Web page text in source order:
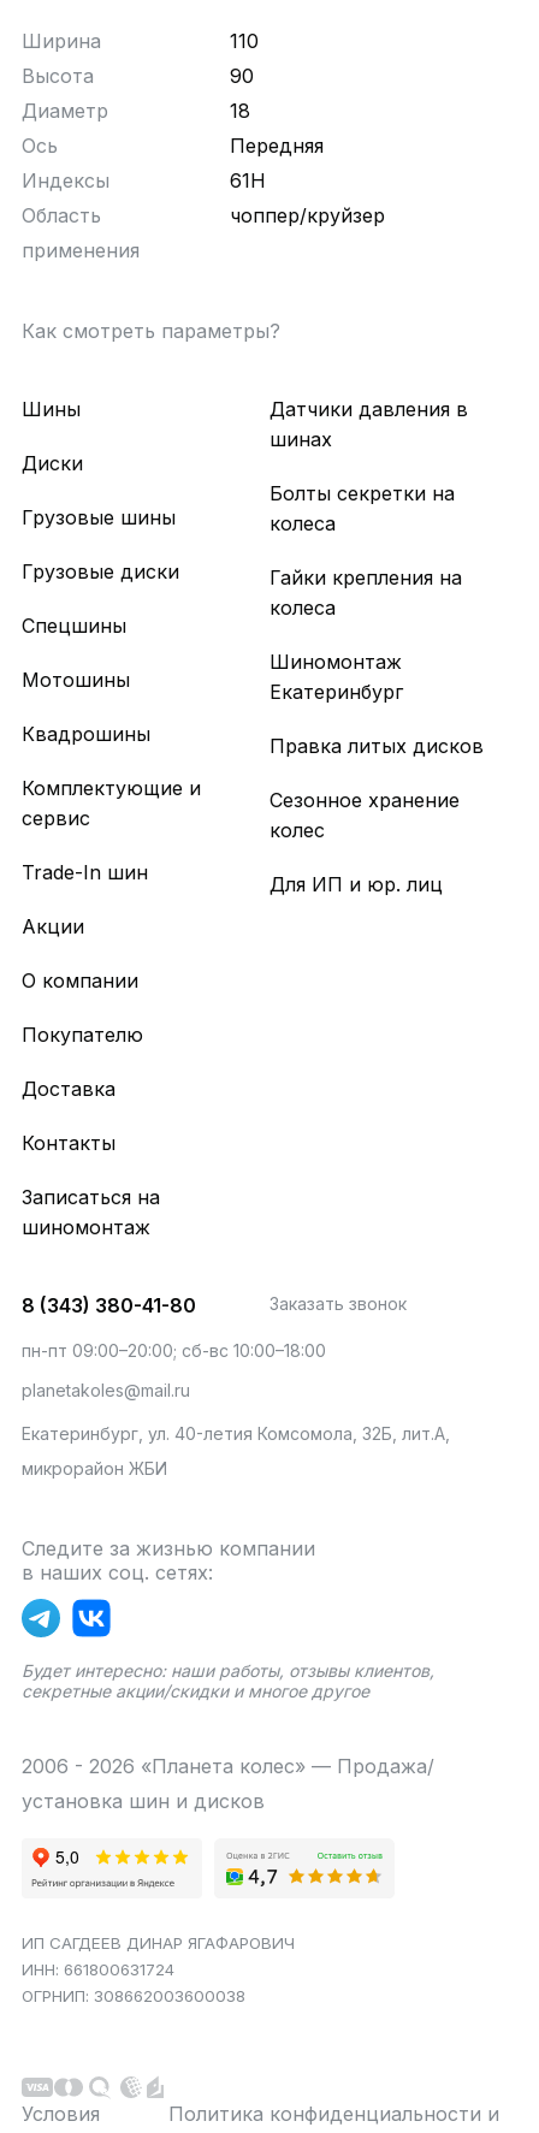
Ширина
110
Высота
90
Диаметр
18
Ось
Передняя
Индексы
61H
Область
применения
чоппер/круйзер
Как смотреть параметры?
Шины
Диски
Грузовые шины
Грузовые диски
Спецшины
Мотошины
Квадрошины
Комплектующие и
сервис
Trade-In шин
Акции
Датчики давления в
шинах
Болты секретки на
колеса
Гайки крепления на
колеса
Шиномонтаж
Екатеринбург
Правка литых дисков
Сезонное хранение
колес
Для ИП и юр. лиц
О компании
Покупателю
Доставка
Контакты
Записаться на
шиномонтаж
8 (343) 380-41-80 Заказать звонок
пн-пт 09:00–20:00; сб-вс 10:00–18:00
planetakoles@mail.ru
Екатеринбург, ул. 40-летия Комсомола, 32Б, лит.А,
микрорайон ЖБИ
Следите за жизнью компании
в наших соц. сетях:
Будет интересно: наши работы, отзывы клиентов,
секретные акции/скидки и многое другое
2006 - 2026 «Планета колес» — Продажа/
установка шин и дисков
ИП САГДЕЕВ ДИНАР ЯГАФАРОВИЧ
ИНН: 661800631724
ОГРНИП: 308662003600038
Условия
Политика конфиденциальности и